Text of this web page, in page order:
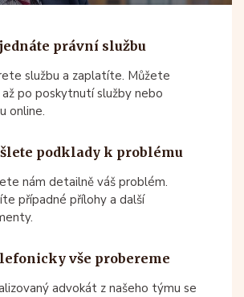
právní službu
službu a zaplatíte. Můžete
po poskytnutí služby nebo
online.
podklady k problému
nám detailně váš problém.
případné přílohy a další
vše probereme
advokát z našeho týmu se